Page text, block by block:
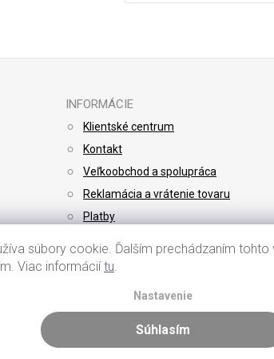
súbory cookie. Ďalším prechádzaním tohto
Viac informáciítu.
Nastavenie
Súhlasím
INFORMÁCIE
Klientské centrum
Kontakt
Veľkoobchod a spolupráca
Reklamácia a vrátenie tovaru
Platby
Doprava